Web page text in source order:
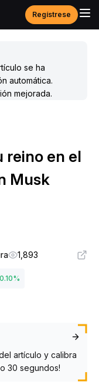
Regístrese
se ha
automática.
mejorada.
reino en el
Musk
1,893
0.10%
artículo y calibra
30 segundos!